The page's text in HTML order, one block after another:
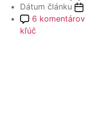
Dátum článku
6 komentárov
kľúč